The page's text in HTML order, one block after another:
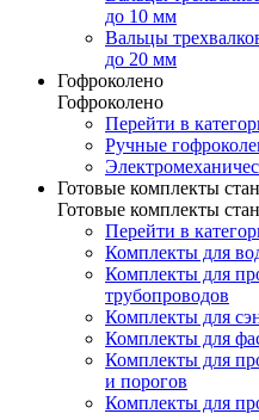
до 10 мм
Вальцы
до 20 мм
Гофроколено
Гофроколено
Перейти в
Ручные
Готовые комплекты
Готовые комплекты
Перейти в
Комплекты для
Комплекты для
трубопроводов
Комплекты для
Комплекты для
Комплекты для
и порогов
Комплекты для